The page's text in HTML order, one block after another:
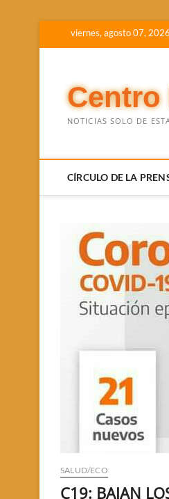
viernes, agosto 07, 2026
NOTICIAS SOLO DE
CÍRCULO DE LA
SALUD/ECO
C19: BAJAN